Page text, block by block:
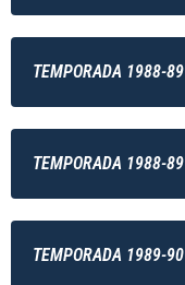
TEMPORADA 1988-89
TEMPORADA 1988-89
TEMPORADA 1989-90